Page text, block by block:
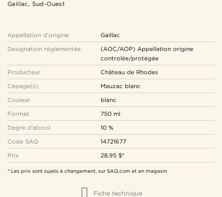
Gaillac, Sud-Ouest
Appellation d’origine Gaillac
Designation réglementée
(AOC/AOP) Appellation origine
controlée/protégée
Producteur Château de Rhodes
Cépage(s) Mauzac blanc
Couleur blanc
Format 750 ml
Degré d’alcool 10 %
Code SAQ 14721677
Prix 28,95 $*
* Les prix sont sujets à changement, sur SAQ.com et en magasin
Fiche technique